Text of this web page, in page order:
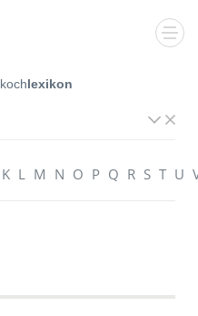
kochlexikon
K L M N O P Q R S T U